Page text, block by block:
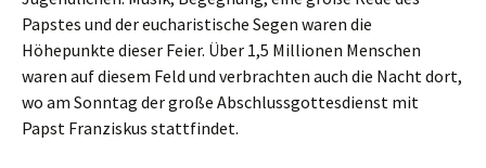
Papstes und der eucharistische Segen waren die
Höhepunkte dieser Feier. Über 1,5 Millionen Menschen
waren auf diesem Feld und verbrachten auch die Nacht dort,
wo am Sonntag der große Abschlussgottesdienst mit
Papst Franziskus stattfindet.